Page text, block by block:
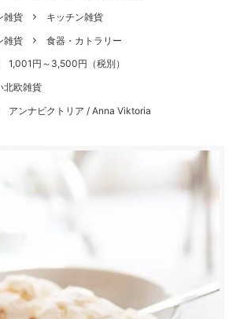
雑貨
キッチン雑貨
雑貨
食器・カトラリー
1,001円～3,500円（税別）
北欧雑貨
アンナビクトリア / Anna Viktoria